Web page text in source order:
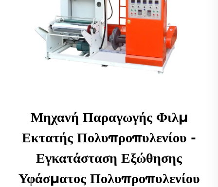
Μηχανή Παραγωγής Φιλμ
Εκτατής Πολυπροπυλενίου -
Εγκατάσταση Εξώθησης
Υφάσματος Πολυπροπυλενίου